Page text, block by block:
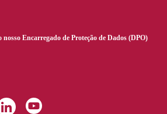
Encarregado de Proteção de Dados (DPO)